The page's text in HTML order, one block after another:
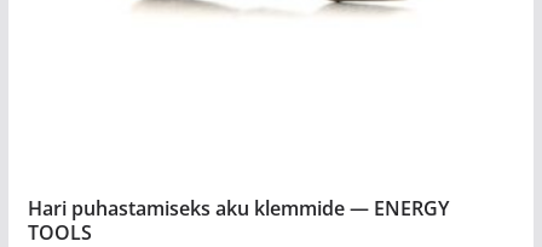
Hari puhastamiseks aku klemmide — ENERGY
TOOLS